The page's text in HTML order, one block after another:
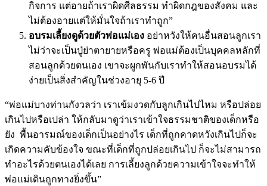
กิจการ แต่อายถ้าเราผิดศีลธรรม ทำผิดกฎของสังคม และ
ไม่ต้องอายแต่ให้มั่นใจถ้าเราทำถูก”
อบรมเลี้ยงดูด้วยตัวพ่อแม่เอง อย่าหวังให้คนอื่นสอนลูกเรา
ไม่ว่าจะเป็นปู่ย่าตายายหรือครู พ่อแม่ต้องเป็นบุคคลหลักที่
สอนลูกด้วยตนเอง เขาจะผูกพันกับเราทำให้สอนอบรมได้
ง่ายเป็นสิ่งสำคัญในช่วงอายุ 5-6 ปี
“พ่อแม่บางท่านกังวลว่า เราเข้มงวดกับลูกเกินไปไหม หรือปล่อย
เกินไปหรือเปล่า ให้กลับมาดูว่าเราเข้าใจธรรมชาติของเด็กหรือ
ยัง พื้นอารมณ์ของเด็กเป็นอย่างไร เด็กที่ถูกคาดหวังเกินไปก็จะ
เกิดความคับข้องใจ ขณะที่เด็กที่ถูกปล่อยเกินไป ก็จะไม่สามารถ
ทำอะไรด้วยตนเองได้เลย การเลี้ยงลูกด้วยความเข้าใจจะทำให้
พ่อแม่เดินถูกทางยิ่งขึ้น”